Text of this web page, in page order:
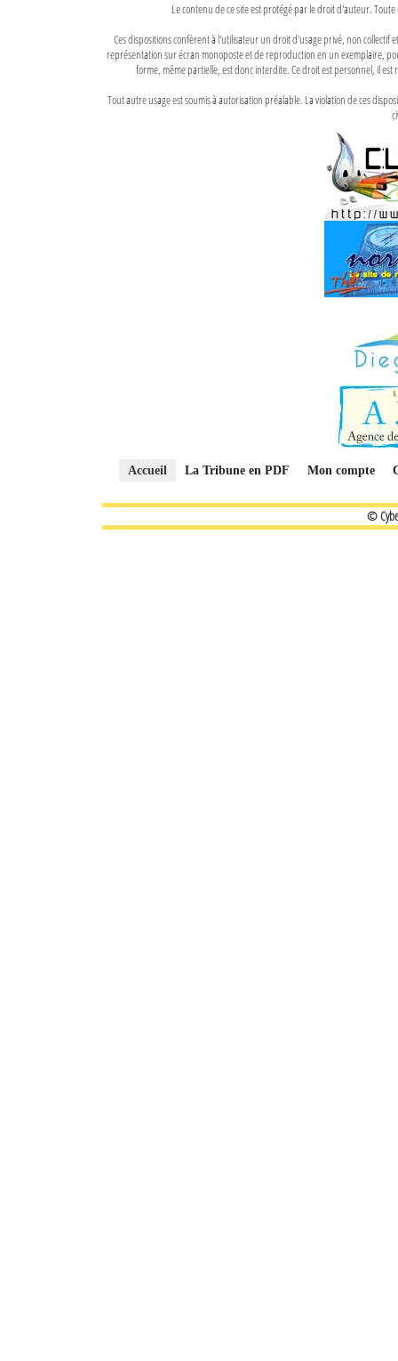
Le contenu de ce site est protégé par le droit d'auteur.
Ces dispositions confèrent à l'utilisateur un droit d'usage privé, non
représentation sur écran monoposte et de reproduction en un exemplaire,
forme, même partielle, est donc interdite. Ce droit est personnel, il
Tout autre usage est soumis à autorisation préalable. La violation de ces
Accueil La Tribune en PDF Mon compte
©